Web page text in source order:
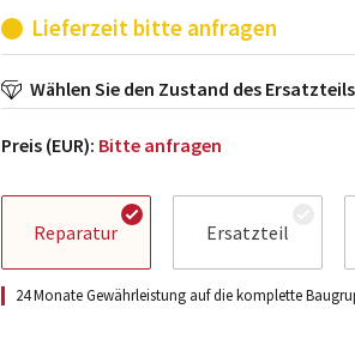
Lieferzeit bitte anfragen
Wählen Sie den Zustand des
Preis (EUR): Bitte anfragen
Reparatur Ersatzteil
24 Monate Gewährleistung auf die komplette